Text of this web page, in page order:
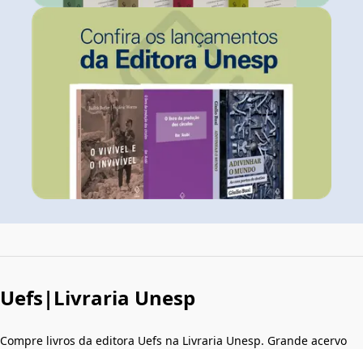
Uefs|Livraria Unesp
Compre livros da editora Uefs na Livraria Unesp. Grande acervo